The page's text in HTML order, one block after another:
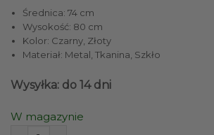
Średnica: 74 cm
Wysokość: 80 cm
Kolor: Czarny, Złoty
Materiał: Metal, Tkanina, Szkło
Wysyłka: do 14 dni
W magazynie
ilość LAMPA WISZĄCA trzypunktowa